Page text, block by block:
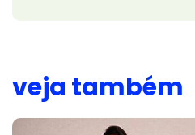
veja também